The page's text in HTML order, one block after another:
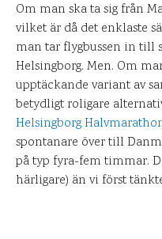
Om man ska ta sig från
vilket är då det enklaste
man tar flygbussen in till
Helsingborg. Men. Om
upptäckande variant av
betydligt roligare
Helsingborg
spontanare över till
på typ fyra-fem timmar.
härligare) än vi först